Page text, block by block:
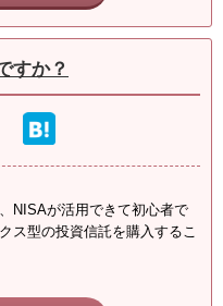
すか？
NISAが活用できて初心者で
ス型の投資信託を購入するこ